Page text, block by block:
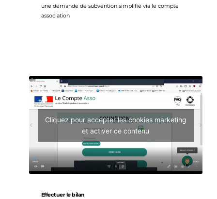
une demande de subvention simplifié via le compte
association
Cliquez pour accepter les cookies marketing
et activer ce contenu
Effectuer le bilan